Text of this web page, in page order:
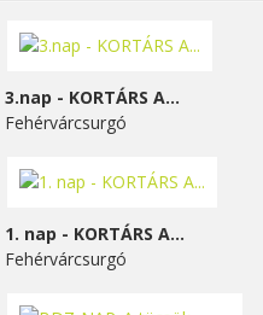
3.nap - KORTÁRS A...
Fehérvárcsurgó
1. nap - KORTÁRS A...
Fehérvárcsurgó